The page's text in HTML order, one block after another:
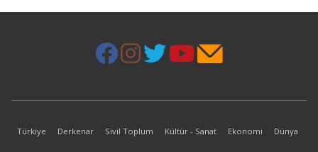
Türkiye Derkenar Sivil Toplum Kültür - Sanat Ekonomi Dünya